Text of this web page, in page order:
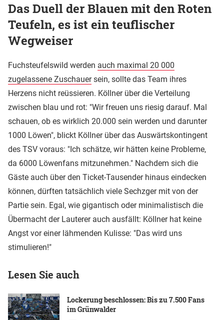
Das Duell der Blauen mit den Roten
Teufeln, es ist ein teuflischer
Wegweiser
Fuchsteufelswild werden auch maximal 20 000
zugelassene Zuschauersein, sollte das Team ihres
Herzens nicht reüssieren. Köllner über die Verteilung
zwischen blau und rot: "Wir freuen uns riesig darauf. Mal
schauen, ob es wirklich 20.000 sein werden und darunter
1000 Löwen", blickt Köllner über das Auswärtskontingent
des TSV voraus: "Ich schätze, wir hätten keine Probleme,
da 6000 Löwenfans mitzunehmen." Nachdem sich die
Gäste auch über den Ticket-Tausender hinaus eindecken
können, dürften tatsächlich viele Sechzger mit von der
Partie sein. Egal, wie gigantisch oder minimalistisch die
Übermacht der Lauterer auch ausfällt: Köllner hat keine
Angst vor einer lähmenden Kulisse: "Das wird uns
stimulieren!"
Lesen Sie auch
Lockerung beschlossen: Bis zu 7.500 Fans
im Grünwalder